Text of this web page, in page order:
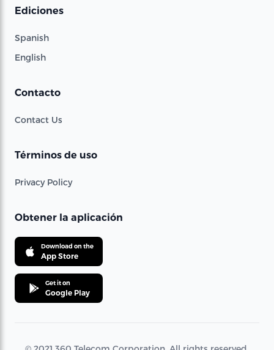
Ediciones
Spanish
English
Contacto
Contact Us
Términos de uso
Privacy Policy
Obtener la aplicación
Download on the
App Store
Get it on
Google Play